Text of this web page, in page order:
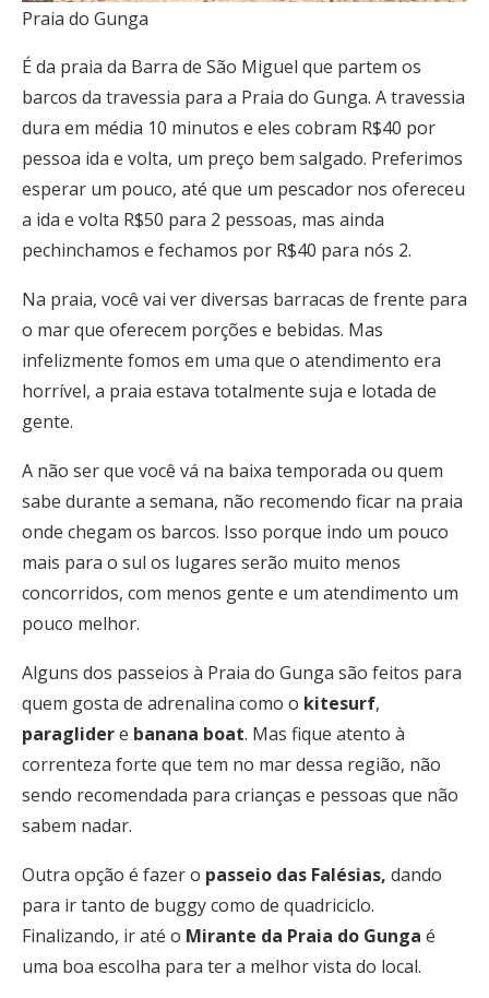
Praia do Gunga
É da praia da Barra de São Miguel que partem os
barcos da travessia para a Praia do Gunga. A travessia
dura em média 10 minutos e eles cobram R$40 por
pessoa ida e volta, um preço bem salgado. Preferimos
esperar um pouco, até que um pescador nos ofereceu
a ida e volta R$50 para 2 pessoas, mas ainda
pechinchamos e fechamos por R$40 para nós 2.
Na praia, você vai ver diversas barracas de frente para
o mar que oferecem porções e bebidas. Mas
infelizmente fomos em uma que o atendimento era
horrível, a praia estava totalmente suja e lotada de
gente.
A não ser que você vá na baixa temporada ou quem
sabe durante a semana, não recomendo ficar na praia
onde chegam os barcos. Isso porque indo um pouco
mais para o sul os lugares serão muito menos
concorridos, com menos gente e um atendimento um
pouco melhor.
Alguns dos passeios à Praia do Gunga são feitos para
quem gosta de adrenalina como o kitesurf,
paraglidere banana boat. Mas fique atento à
correnteza forte que tem no mar dessa região, não
sendo recomendada para crianças e pessoas que não
sabem nadar.
Outra opção é fazer o passeio das Falésias, dando
para ir tanto de buggy como de quadriciclo.
Finalizando, ir até o Mirante da Praia do Gunga é
uma boa escolha para ter a melhor vista do local.